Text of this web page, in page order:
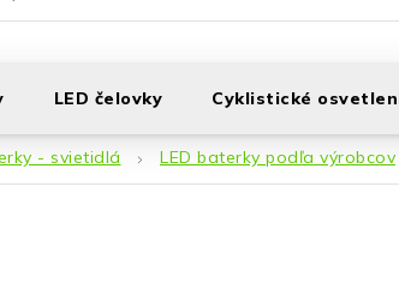
LED čelovky Cyklistické
- svietidlá LED baterky podľa výrobcov